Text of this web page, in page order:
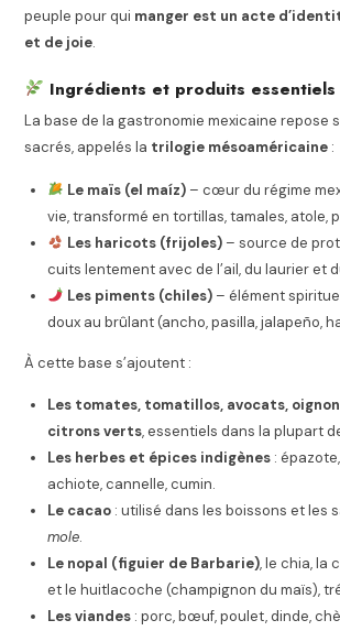
peuple pour qui manger est un acte
et de joie.
Ingrédients et produits essentiels
La base de la gastronomie mexicaine repose
sacrés, appelés la trilogie mésoaméricaine :
Le maïs (el maíz) – cœur du régime
vie, transformé en tortillas, tamales, atole,
Les haricots (frijoles) – source de
cuits lentement avec de l’ail, du laurier et
Les piments (chiles) – élément
doux au brûlant (ancho, pasilla, jalapeño,
À cette base s’ajoutent :
Les tomates, tomatillos, avocats,
citrons verts, essentiels dans la plupart
Les herbes et épices indigènes :
achiote, cannelle, cumin.
Le cacao : utilisé dans les boissons et les
mole.
Le nopal (figuier de Barbarie), le chia, la
et le huitlacoche (champignon du maïs),
Les viandes : porc, bœuf, poulet, dinde,